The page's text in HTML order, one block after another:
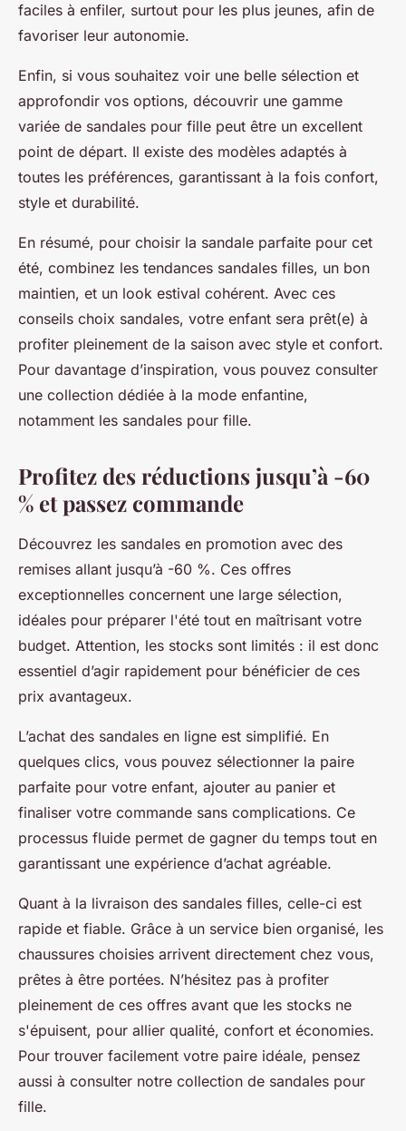
faciles à enfiler, surtout pour les plus jeunes, afin de
favoriser leur autonomie.
Enfin, si vous souhaitez voir une belle sélection et
approfondir vos options, découvrir une gamme
variée de sandales pour fille peut être un excellent
point de départ. Il existe des modèles adaptés à
toutes les préférences, garantissant à la fois confort,
style et durabilité.
En résumé, pour choisir la sandale parfaite pour cet
été, combinez les tendances sandales filles, un bon
maintien, et un look estival cohérent. Avec ces
conseils choix sandales, votre enfant sera prêt(e) à
profiter pleinement de la saison avec style et confort.
Pour davantage d’inspiration, vous pouvez consulter
une collection dédiée à la mode enfantine,
notamment les sandales pour fille.
Profitez des réductions jusqu’à -60
% et passez commande
Découvrez les sandales en promotion avec des
remises allant jusqu’à -60 %. Ces offres
exceptionnelles concernent une large sélection,
idéales pour préparer l'été tout en maîtrisant votre
budget. Attention, les stocks sont limités : il est donc
essentiel d’agir rapidement pour bénéficier de ces
prix avantageux.
L’achat des sandales en ligne est simplifié. En
quelques clics, vous pouvez sélectionner la paire
parfaite pour votre enfant, ajouter au panier et
finaliser votre commande sans complications. Ce
processus fluide permet de gagner du temps tout en
garantissant une expérience d’achat agréable.
Quant à la livraison des sandales filles, celle-ci est
rapide et fiable. Grâce à un service bien organisé, les
chaussures choisies arrivent directement chez vous,
prêtes à être portées. N’hésitez pas à profiter
pleinement de ces offres avant que les stocks ne
s'épuisent, pour allier qualité, confort et économies.
Pour trouver facilement votre paire idéale, pensez
aussi à consulter notre collection de sandales pour
fille.